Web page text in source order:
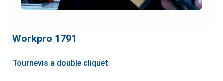
Workpro 1791
Tournevis a double cliquet